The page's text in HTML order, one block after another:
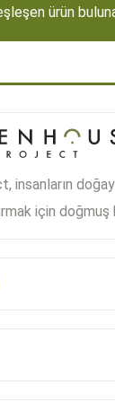
ürün
insanların
için doğmuş